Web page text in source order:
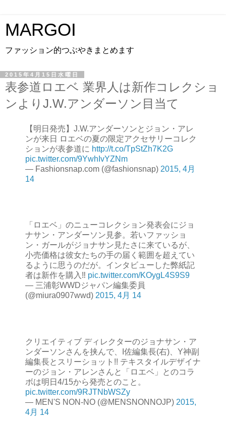
MARGOI
ファッション的つぶやきまとめます
2015年4月15日水曜日
表参道ロエベ 業界人は新作コレクショ
ンよりJ.W.アンダーソン目当て
【明日発売】J.W.アンダーソンとジョン・アレ
ンが来日 ロエベの夏の限定アクセサリーコレク
ションが表参道に http://t.co/TpStZh7K2G
pic.twitter.com/9YwhIvYZNm
— Fashionsnap.com (@fashionsnap) 2015, 4月
14
「ロエベ」のニューコレクション発表会にジョ
ナサン・アンダーソン見参。若いファッショ
ン・ガールがジョナサン見たさに来ているが、
小売価格は彼女たちの手の届く範囲を超えてい
るように思うのだが。インタビューした弊紙記
者は新作を購入‼️ pic.twitter.com/KOygL4S9S9
— 三浦彰WWDジャパン編集委員
(@miura0907wwd) 2015, 4月 14
クリエイティブ ディレクターのジョナサン・ア
ンダーソンさんを挟んで、I佐編集長(右)、Y神副
編集長とスリーショット!! テキスタイルデザイナ
ーのジョン・アレンさんと「ロエベ」とのコラ
ボは明日4/15から発売とのこと。
pic.twitter.com/9RJTNbWSZy
— MEN'S NON-NO (@MENSNONNOJP) 2015,
4月 14